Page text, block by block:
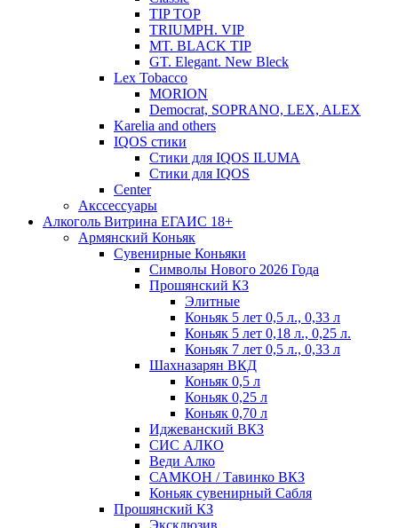
TIP TOP
TRIUMPH. VIP
MT. BLACK TIP
GT. Elegant. New Bleck
Lex Tobacco
MORION
Democrat, SOPRANO, LEX, ALEX
Karelia and others
IQOS стики
Стики для IQOS ILUMA
Стики для IQOS
Сenter
Акссессуары
Алкоголь Витрина ЕГАИС 18+
Армянский Коньяк
Сувенирные Коньяки
Символы Нового 2026 Года
Прошянский КЗ
Элитные
Коньяк 5 лет 0,5 л., 0,33 л
Коньяк 5 лет 0,18 л., 0,25 л.
Коньяк 7 лет 0,5 л., 0,33 л
Шахназарян ВКД
Коньяк 0,5 л
Коньяк 0,25 л
Коньяк 0,70 л
Иджеванский ВКЗ
СИС АЛКО
Веди Алко
САМКОН / Тавинко ВКЗ
Коньяк сувенирный Сабля
Прошянский КЗ
Эксклюзив